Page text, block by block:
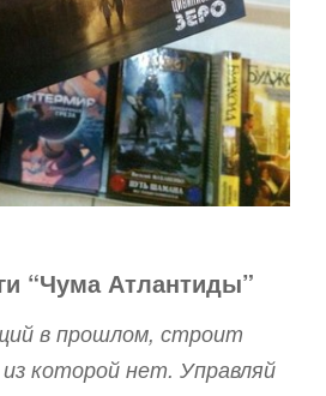
“Чума Атлантиды”
в прошлом, строит
которой нет. Управляй